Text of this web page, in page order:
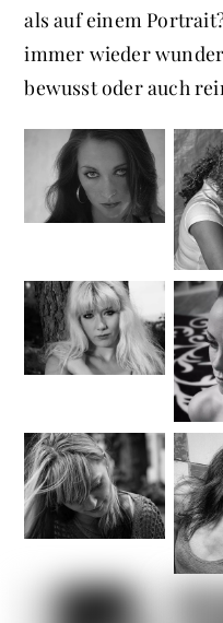
als auf einem
immer wieder
bewusst oder auch